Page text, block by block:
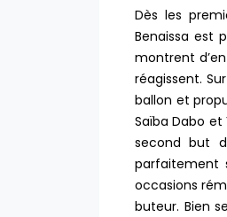
Dès les
Benaissa est
montrent
réagissent.
ballon et
Saïba Dabo et
second but
parfaitement
occasions
buteur. Bien